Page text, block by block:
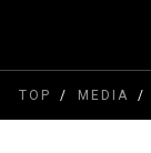
TOP MEDIA